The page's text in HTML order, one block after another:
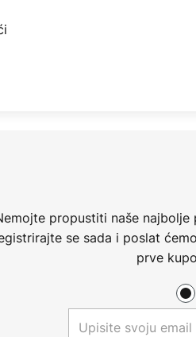
propustiti naše
se sada i poslat
prve